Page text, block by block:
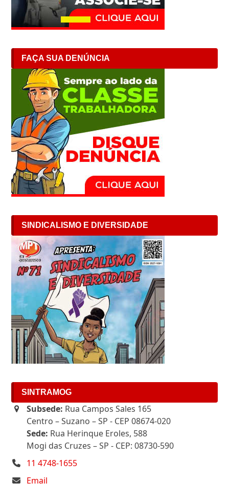
FAÇA SUA DENÚNCIA
SINDICALISMO E DIVERSIDADE
SINTRAMOG
Subsede: Rua Campos Sales 165
Centro – Suzano – SP - CEP 08674-020
Sede: Rua Herinque Eroles, 588
Mogi das Cruzes – SP - CEP: 08730-590
11 4748-1655
Email